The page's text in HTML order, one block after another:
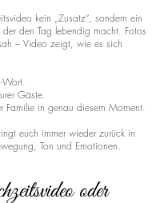
kein „Zusatz“, sondern ein
den Tag lebendig macht. Fotos
– Video zeigt, wie es sich
Wort.
Gäste.
Familie in genau diesem Moment.
euch immer wieder zurück in
Ton und Emotionen.
oder